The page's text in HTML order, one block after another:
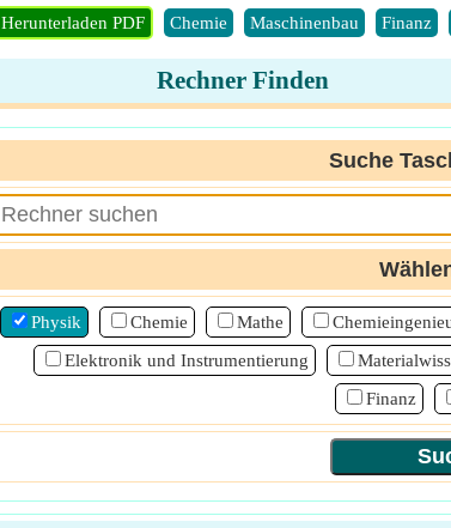
Herunterladen PDF Chemie Maschinenbau Finanz
Rechner Finden
Suche
Physik Chemie Mathe
Elektronik und Instrumentierung
Finanz